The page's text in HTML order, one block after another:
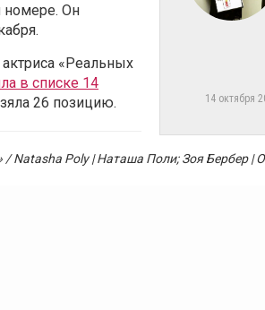
14 октября
номере. Он
«Реальных
в списке 14
26 позицию.
/ Natasha Poly | Наташа Поли; Зоя Бербер |